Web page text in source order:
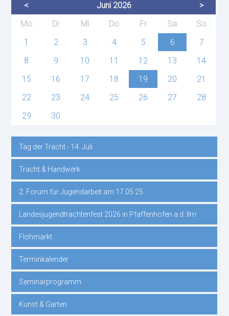
< Juni 2026
>
Montag DienstagMittwochDonnerstag
Freitag SamstagSonntag
1
2 3 4 5 6
7
8
9 10 11 12 13
14
15
16 17 18 19 20
21
22
23 24 25 26 27
28
29
30
Navigation
überspringen
Tag der Tracht - 14. Juli
Tracht & Handwerk
2. Forum für Jugendarbeit am 17.05.25
Landesjugendtrachtenfest 2026 in Pfaffenhofen a.d. Ilm
Flohmarkt
Terminkalender
Seminarprogramm
Kunst & Garten